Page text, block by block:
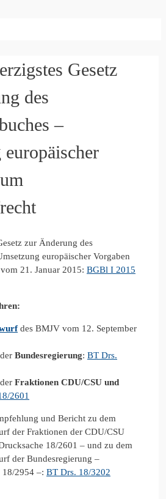
Gesetz
des
–
zur Änderung des
europäischer Vorgaben
21. Januar 2015: BGBl I 2015
des BMJV vom 12. September
Bundesregierung: BT Drs.
Fraktionen CDU/CSU und
2601
und Bericht zu dem
der Fraktionen der CDU/CSU
18/2601 – und zu dem
der Bundesregierung –
18/2954 –: BT Drs. 18/3202